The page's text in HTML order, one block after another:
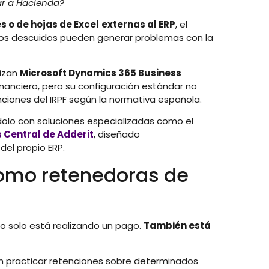
a Hacienda?
de hojas de Excel externas al ERP, el
descuidos pueden generar problemas con la
Microsoft Dynamics 365 Business
pero su configuración estándar no
del IRPF según la normativa española.
con soluciones especializadas como el
Central de Adderit, diseñado
propio ERP.
retenedoras de
solo está realizando un pago. También está
practicar retenciones sobre determinados